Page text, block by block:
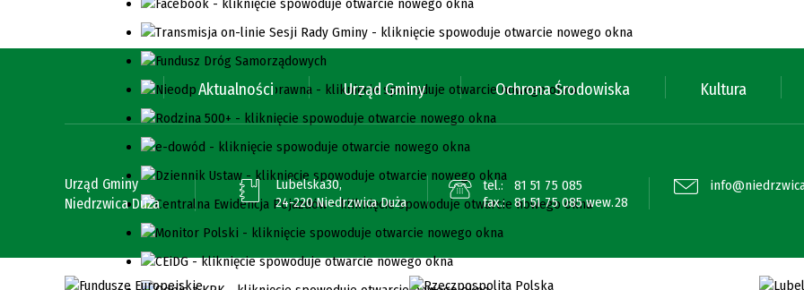
Aktualności Urząd Gminy Ochrona Środowiska Kultura
Urząd Gminy
Niedrzwica Duża
Lubelska30,
24-220 Niedrzwica Duża
tel.:
81 51 75 085
fax.: 81 51 75 085 wew.28